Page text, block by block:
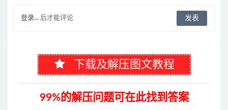
登录... 后才能评论
下载及解压图文教程
99%的解压问题可在此找到答案